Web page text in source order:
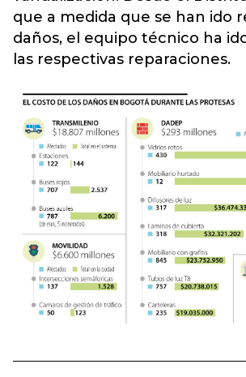
que a medida que se han ido
daños, el equipo técnico ha
las respectivas reparaciones.